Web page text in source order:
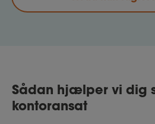
Sådan hjælper vi dig
kontoransat